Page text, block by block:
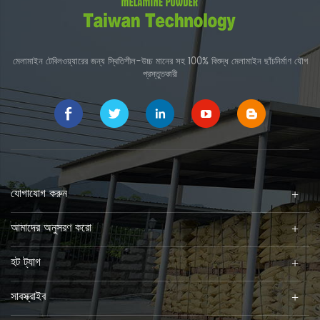
মেলামাইন টেবিলওয়্যারের জন্য স্থিতিশীল-উচ্চ মানের সহ 100% বিশুদ্ধ মেলামাইন ছাঁচনির্মাণ যৌগ
প্রস্তুতকারী
যোগাযোগ করুন
আমাদের অনুসরণ করো
হট ট্যাগ
সাবস্ক্রাইব